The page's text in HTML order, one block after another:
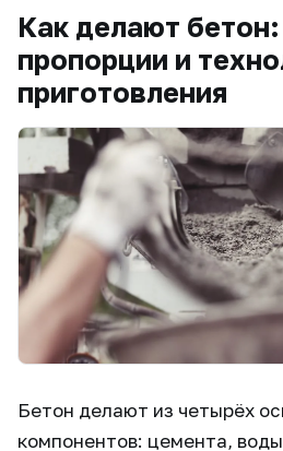
Как делают
пропорции и
приготовления
Бетон делают из четырёх
компонентов: цемента,